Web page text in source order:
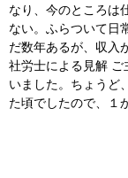
なり、今のところは
ない。ふらついて日
だ数年あるが、収入
社労士による見解
いました。ちょうど
た頃でしたので、１